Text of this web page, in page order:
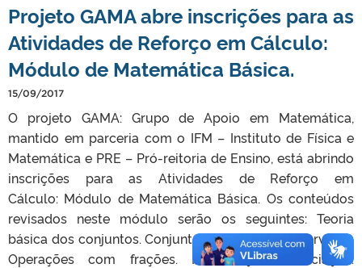
Projeto GAMA abre inscrições para as
Atividades de Reforço em Cálculo:
Módulo de Matemática Básica.
15/09/2017
O projeto GAMA: Grupo de Apoio em Matemática,
mantido em parceria com o IFM – Instituto de Física e
Matemática e PRE – Pró-reitoria de Ensino, está abrindo
inscrições para as Atividades de Reforço em
Cálculo: Módulo de Matemática Básica. Os conteúdos
revisados neste módulo serão os seguintes: Teoria
básica dos conjuntos. Conjuntos numéricos e intervalos.
Operações com frações. Potenciação. Radiciação.